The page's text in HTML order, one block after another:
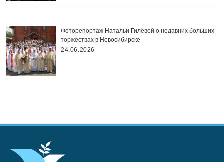
Фоторепортаж Натальи Гилёвой о недавних больших
торжествах в Новосибирске
24.06.2026